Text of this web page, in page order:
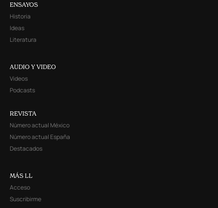
ENSAYOS
Historia
Ideas
Literatura
AUDIO Y VIDEO
Videos
Podcasts
REVISTA
Número actual México
Número actual España
Destacados
MÁS LL
Acceso
Suscribirme